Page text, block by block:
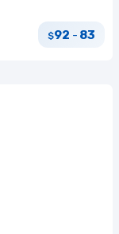
$92 - 83